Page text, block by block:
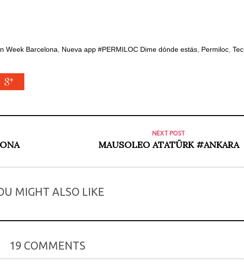
Week Barcelona, Nueva app #PERMILOC Dime dónde estás, Permiloc,
NEXT POST
MAUSOLEO ATATÜRK #ANKARA
MIGHT ALSO LIKE
19 COMMENTS